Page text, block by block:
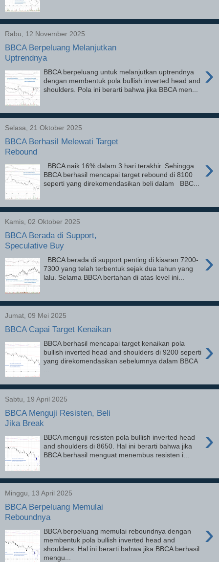
Rabu, 12 November 2025
BBCA Berpeluang Melanjutkan
Uptrendnya
›
BBCA berpeluang untuk melanjutkan uptrendnya
dengan membentuk pola bullish inverted head and
shoulders. Pola ini berarti bahwa jika BBCA men...
Selasa, 21 Oktober 2025
BBCA Berhasil Melewati Target
Rebound
›
BBCA naik 16% dalam 3 hari terakhir. Sehingga
BBCA berhasil mencapai target rebound di 8100
seperti yang direkomendasikan beli dalam BBC...
Kamis, 02 Oktober 2025
BBCA Berada di Support,
Speculative Buy
›
BBCA berada di support penting di kisaran 7200-
7300 yang telah terbentuk sejak dua tahun yang
lalu. Selama BBCA bertahan di atas level ini...
Jumat, 09 Mei 2025
BBCA Capai Target Kenaikan
›
BBCA berhasil mencapai target kenaikan pola
bullish inverted head and shoulders di 9200 seperti
yang direkomendasikan sebelumnya dalam BBCA
Sabtu, 19 April 2025
BBCA Menguji Resisten, Beli
Jika Break
›
BBCA menguji resisten pola bullish inverted head
and shoulders di 8650. Hal ini berarti bahwa jika
BBCA berhasil menguat menembus resisten i...
Minggu, 13 April 2025
BBCA Berpeluang Memulai
Reboundnya
›
BBCA berpeluang memulai reboundnya dengan
membentuk pola bullish inverted head and
shoulders. Hal ini berarti bahwa jika BBCA berhasil
mengu...